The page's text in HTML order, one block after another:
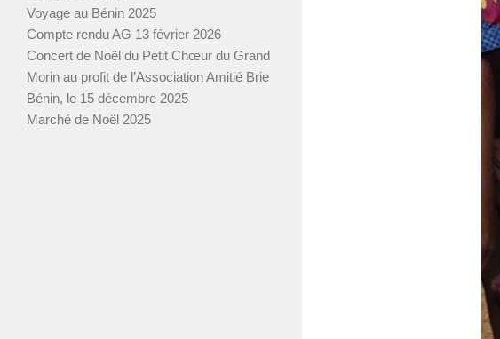
Voyage au Bénin 2025
Compte rendu AG 13 février 2026
Concert de Noël du Petit Chœur du Grand
Morin au profit de l’Association Amitié Brie
Bénin, le 15 décembre 2025
Marché de Noël 2025